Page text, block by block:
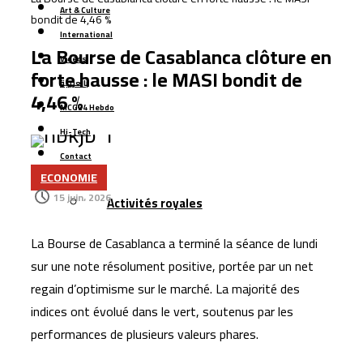
obligataire pour financer sa croissance
TGCC décroche le marché de reconstruction du stade
Tessema à Casablanca pour 1,8 milliard de dirhams
Casablanca : l’aéroport Mohammed V raccordé à la LGV
Cap Holding renforce sa présence dans
l’agroalimentaire avec l’acquisition de Forafric Maroc
Les ventes de voitures dépassent 152.000 unités au
Maroc, portées par les modèles électriques et les
marques chinoises
Le Maroc se classe 106ᵉ au monde dans l’indice
mondial de résidence 2026
Un rapport espagnol met en lumière les capacités des
satellites marocains près du détroit de Gibraltar
Art & Culture
International
Vidéos
بالعربية
MCG24 Hebdo
Hi-Tech
Contact
Plus
Activités royales
bondit de 4,46 %
La Bourse de Casablanca clôture en
forte hausse : le MASI bondit de
4,46 %
ECONOMIE
15 juin، 2026
La Bourse de Casablanca a terminé la séance de lundi
sur une note résolument positive, portée par un net
regain d’optimisme sur le marché. La majorité des
indices ont évolué dans le vert, soutenus par les
performances de plusieurs valeurs phares.